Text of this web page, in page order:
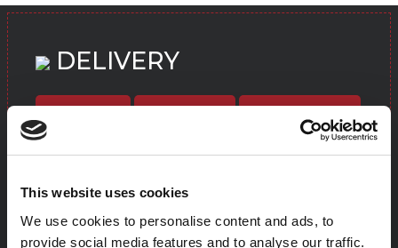
This website uses cookies
We use cookies to personalise content and ads, to
provide social media features and to analyse our traffic.
DELIVERY
DELIVEROO